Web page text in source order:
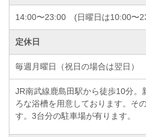
14:00〜23:00 (日曜日は10:00〜
定休日
毎週月曜日（祝日の場合は翌日）
JR南武線鹿島田駅から徒歩10分。
ろな浴槽を用意しております。そ
す。3台分の駐車場が有ります。